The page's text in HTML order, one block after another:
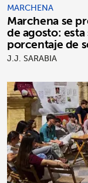
MARCHENA
Marchena se
de agosto:
porcentaje de
J.J. SARABIA